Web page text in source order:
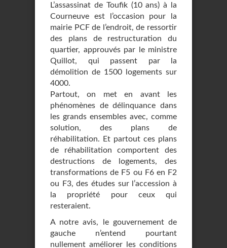
L’assassinat de Toufik (10 ans) à la
Courneuve est l’occasion pour la
mairie PCF de l’endroit, de ressortir
des plans de restructuration du
quartier, approuvés par le ministre
Quillot, qui passent par la
démolition de 1500 logements sur
4000.
Partout, on met en avant les
phénomènes de délinquance dans
les grands ensembles avec, comme
solution, des plans de
réhabilitation. Et partout ces plans
de réhabilitation comportent des
destructions de logements, des
transformations de F5 ou F6 en F2
ou F3, des études sur l’accession à
la propriété pour ceux qui
resteraient.
A notre avis, le gouvernement de
gauche n’entend pourtant
nullement améliorer les conditions